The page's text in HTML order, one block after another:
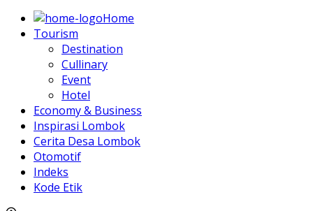
Home
Tourism
Destination
Cullinary
Event
Hotel
Economy & Business
Inspirasi Lombok
Cerita Desa Lombok
Otomotif
Indeks
Kode Etik